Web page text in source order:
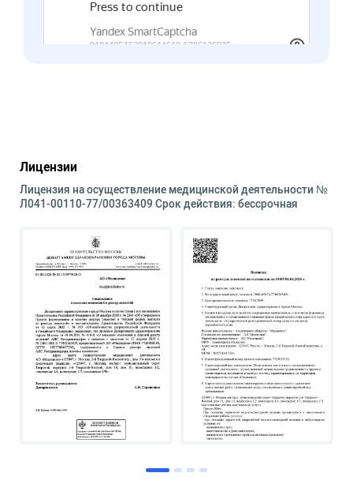
Лицензии
Лицензия на осуществление медицинской деятельности №
Л041-00110-77/00363409 Срок действия: бессрочная